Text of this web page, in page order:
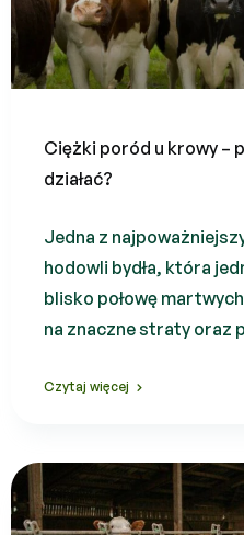
Ciężki poród u krowy –
działać?
Jedna z
hodowli bydła, która
blisko połowę
na znaczne straty oraz
Czytaj więcej